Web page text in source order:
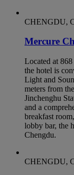
CHENGDU,
Mercure
Located at
the hotel is
Light and
meters from
Jinchenghu
and a
breakfast
lobby bar, the
Chengdu.
CHENGDU,